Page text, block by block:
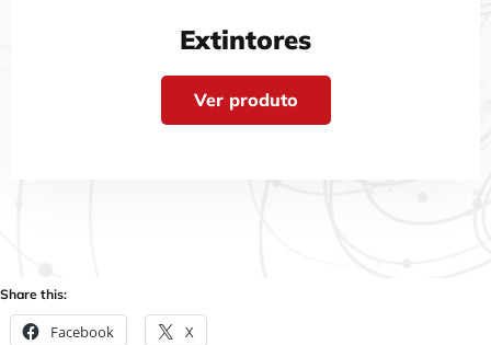
Extintores
Ver produto
Share this:
Facebook X